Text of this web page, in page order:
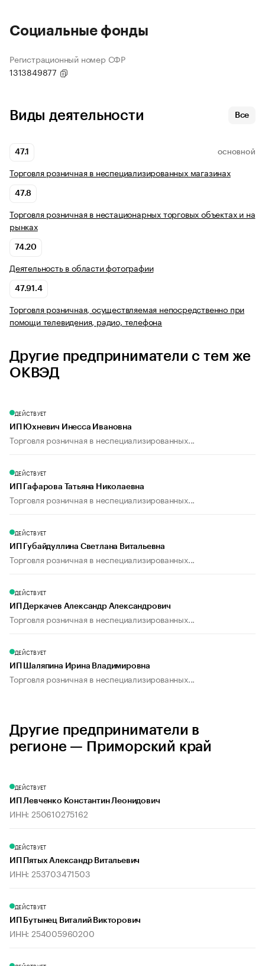
Социальные фонды
Регистрационный номер СФР
1313849877
Виды деятельности Все
47.1 ОСНОВНОЙ
Торговля розничная в неспециализированных магазинах
47.8
Торговля розничная в нестационарных торговых объектах и на
рынках
74.20
Деятельность в области фотографии
47.91.4
Торговля розничная, осуществляемая непосредственно при
помощи телевидения, радио, телефона
Другие предприниматели с тем же
ОКВЭД
ДЕЙСТВУЕТ
ИП Юхневич Инесса Ивановна
Торговля розничная в неспециализированных...
ДЕЙСТВУЕТ
ИП Гафарова Татьяна Николаевна
Торговля розничная в неспециализированных...
ДЕЙСТВУЕТ
ИП Губайдуллина Светлана Витальевна
Торговля розничная в неспециализированных...
ДЕЙСТВУЕТ
ИП Деркачев Александр Александрович
Торговля розничная в неспециализированных...
ДЕЙСТВУЕТ
ИП Шаляпина Ирина Владимировна
Торговля розничная в неспециализированных...
Другие предприниматели в
регионе — Приморский край
ДЕЙСТВУЕТ
ИП Левченко Константин Леонидович
ИНН: 250610275162
ДЕЙСТВУЕТ
ИП Пятых Александр Витальевич
ИНН: 253703471503
ДЕЙСТВУЕТ
ИП Бутынец Виталий Викторович
ИНН: 254005960200